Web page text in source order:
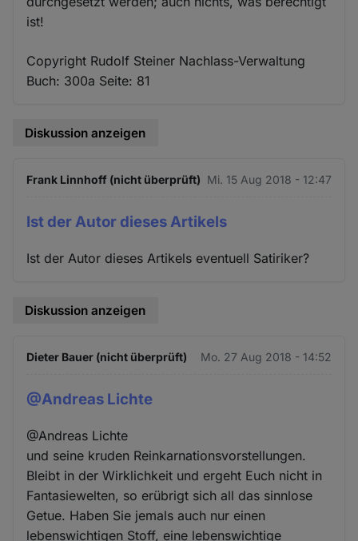
ist!
Copyright Rudolf Steiner Nachlass-Verwaltung
Buch: 300a Seite: 81
Diskussion anzeigen
Frank Linnhoff (nicht überprüft) Mi. 15 Aug 2018 - 12:47
Ist der Autor dieses Artikels
Ist der Autor dieses Artikels eventuell Satiriker?
Diskussion anzeigen
Dieter Bauer (nicht überprüft) Mo. 27 Aug 2018 - 14:52
@Andreas Lichte
@Andreas Lichte
und seine kruden Reinkarnationsvorstellungen.
Bleibt in der Wirklichkeit und ergeht Euch nicht in
Fantasiewelten, so erübrigt sich all das sinnlose
Getue. Haben Sie jemals auch nur einen
lebenswichtigen Stoff, eine lebenswichtige